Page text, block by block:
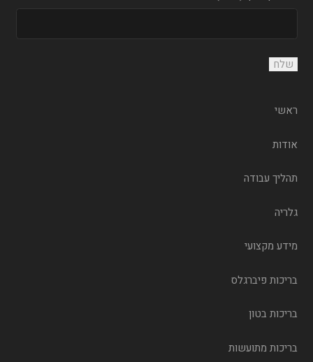
ראשי
אודות
תהליך עבודה
גלריה
מידע מקצועי
בריכות פיברגלס
בריכות בטון
בריכות מתועשות